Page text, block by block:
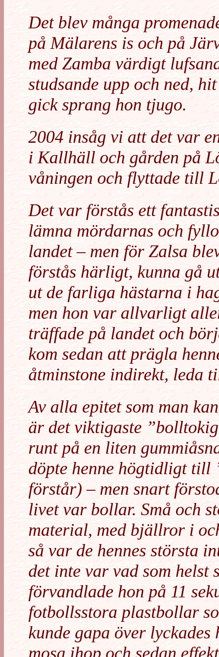
Det blev många
på Mälarens is och på
med Zamba värdigt
studsande upp och ned,
gick sprang hon tjugo.
2004 insåg vi att det var
i Kallhäll och gården på
våningen och flyttade till
Det var förstås ett
lämna mördarnas och
landet – men för Zalsa
förstås härligt, kunna gå
ut de farliga hästarna i
men hon var allvarligt
träffade på landet och
kom sedan att prägla
åtminstone indirekt, leda
Av alla epitet som man
är det viktigaste
runt på en liten
döpte henne högtidligt till
förstår) – men snart
livet var bollar. Små och
material, med bjällror i
så var de hennes största
det inte var vad som helst
förvandlade hon på 11
fotbollsstora plastbollar
kunde gapa över